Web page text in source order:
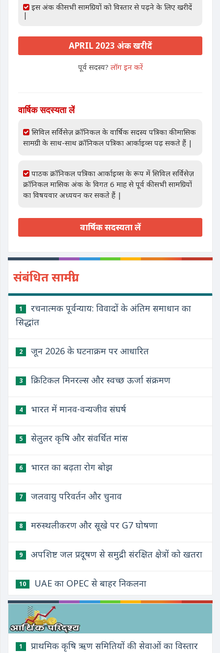
इस अंक की सभी सामग्रियों को विस्तार से पढ़ने के लिए खरीदें
|
APRIL 2023 अंक खरीदें
पूर्व सदस्य? लॉग इन करें
वार्षिक सदस्यता लें
सिविल सर्विसेज़ क्रॉनिकल के वार्षिक सदस्य पत्रिका की मासिक
सामग्री के साथ-साथ क्रॉनिकल पत्रिका आर्काइव्स पढ़ सकते हैं |
पाठक क्रॉनिकल पत्रिका आर्काइव्स के रूप में सिविल सर्विसेज़
क्रॉनिकल मासिक अंक के विगत 6 माह से पूर्व की सभी सामग्रियों
का विषयवार अध्ययन कर सकते हैं |
वार्षिक सदस्यता लें
संबंधित सामग्री
1
रचनात्मक पूर्वन्याय: विवादों के अंतिम समाधान का
सिद्धांत
2 जून 2026 के घटनाक्रम पर आधारित
3 क्रिटिकल मिनरल्स और स्वच्छ ऊर्जा संक्रमण
4 भारत में मानव-वन्यजीव संघर्ष
5 सेलुलर कृषि और संवर्धित मांस
6 भारत का बढ़ता रोग बोझ
7 जलवायु परिवर्तन और चुनाव
8 मरुस्थलीकरण और सूखे पर G7 घोषणा
9 अपशिष्ट जल प्रदूषण से समुद्री संरक्षित क्षेत्रों को खतरा
10 UAE का OPEC से बाहर निकलना
1 प्राथमिक कृषि ऋण समितियों की सेवाओं का विस्तार